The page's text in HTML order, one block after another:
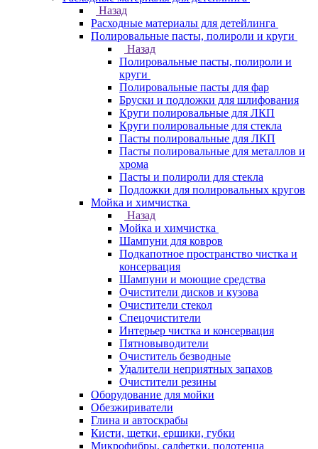
Назад
Расходные материалы для детейлинга
Полировальные пасты, полироли и круги
Назад
Полировальные пасты, полироли и
круги
Полировальные пасты для фар
Бруски и подложки для шлифования
Круги полировальные для ЛКП
Круги полировальные для стекла
Пасты полировальные для ЛКП
Пасты полировальные для металлов и
хрома
Пасты и полироли для стекла
Подложки для полировальных кругов
Мойка и химчистка
Назад
Мойка и химчистка
Шампуни для ковров
Подкапотное пространство чистка и
консервация
Шампуни и моющие средства
Очистители дисков и кузова
Очистители стекол
Спецочистители
Интерьер чистка и консервация
Пятновыводители
Очиститель безводные
Удалители неприятных запахов
Очистители резины
Оборудование для мойки
Обезжириватели
Глина и автоскрабы
Кисти, щетки, ершики, губки
Микрофибры, салфетки, полотенца